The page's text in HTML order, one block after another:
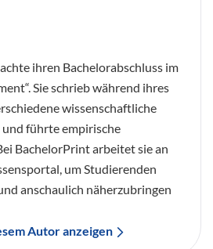
ihren Bachelorabschluss im
Sie schrieb während ihres
wissenschaftliche
führte empirische
BachelorPrint arbeitet sie an
um Studierenden
anschaulich näherzubringen
Autor anzeigen